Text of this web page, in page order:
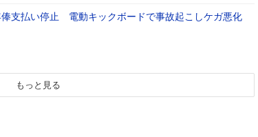
支払い停止 電動キックボードで事故起こしケガ悪化
もっと見る